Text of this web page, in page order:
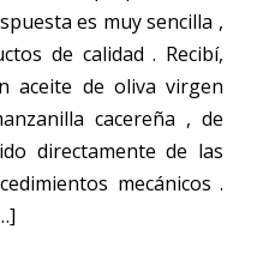
es muy sencilla ,
de calidad . Recibí,
aceite de oliva virgen
cacereña , de
directamente de las
mecánicos .